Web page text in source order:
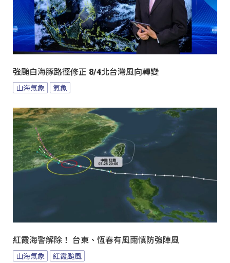
強颱白海豚路徑修正 8/4北台灣風向轉變
山海氣象 氣象
紅霞海警解除！ 台東、恆春有風雨慎防強陣風
山海氣象 紅霞颱風